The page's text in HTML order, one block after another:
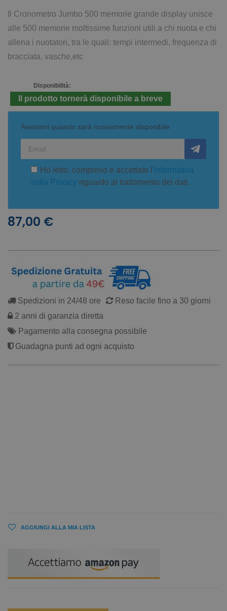
Il Cronometro Jumbo 500 memorie grande display unisce
alle 500 memorie moltissime funzioni utili a chi nuota e chi
allena i nuotatori, tra le quali: tempi intermedi, frequenza di
bracciata, vasche,etc
Disponibilità:
Il prodotto tornerà disponibile a breve
Avvisami quando sarà nuovamente disponibile
Ho letto, compreso e accettato l'informativa
sulla Privacy riguardo al trattamento dei dati.
87,00 €
Spedizioni in 24/48 ore
Reso facile fino a 30 giorni
2 anni di garanzia diretta
Pagamento alla consegna possibile
Guadagna punti ad ogni acquisto
AGGIUNGI ALLA MIA LISTA